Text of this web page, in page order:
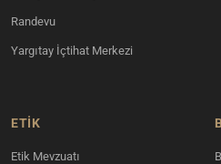
Randevu
Yargıtay İçtihat Merkezi
ETİK
Etik Mevzuatı